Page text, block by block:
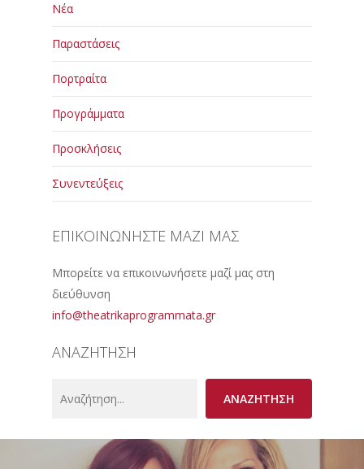
Νέα
Παραστάσεις
Πορτραίτα
Προγράμματα
Προσκλήσεις
Συνεντεύξεις
ΕΠΙΚΟΙΝΩΝΗΣΤΕ ΜΑΖΙ ΜΑΣ
Μπορείτε να επικοινωνήσετε μαζί μας στη
διεύθυνση
info@theatrikaprogrammata.gr
ΑΝΑΖΗΤΗΣΗ
ΑΝΑΖΗΤΗΣΗ